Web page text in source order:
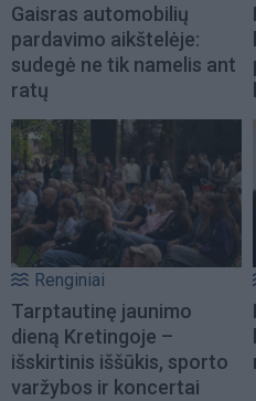
Gaisras automobilių
pardavimo aikštelėje:
sudegė ne tik namelis ant
ratų
Renginiai
Tarptautinę jaunimo
dieną Kretingoje –
išskirtinis iššūkis, sporto
varžybos ir koncertai